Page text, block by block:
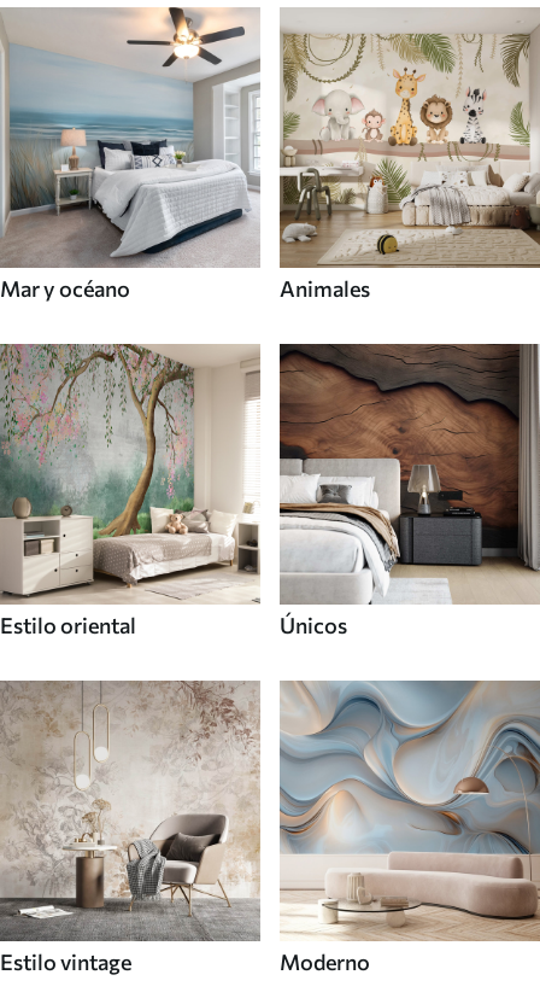
Mar y océano Animales
Estilo oriental Únicos
Estilo vintage Moderno